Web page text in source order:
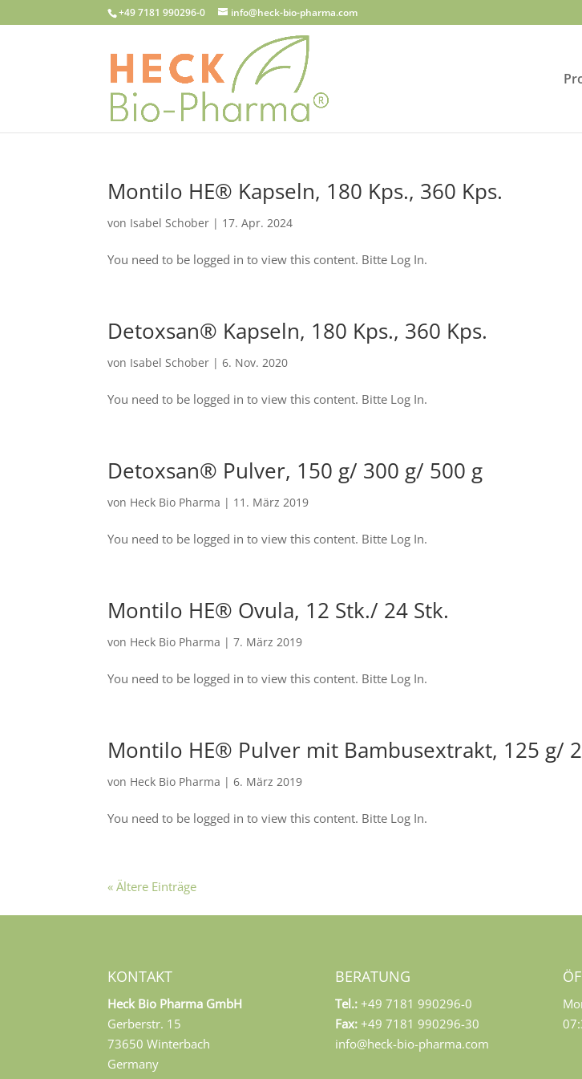
+49 7181 990296-0 info@heck-bio-pharma.com
Montilo HE® Kapseln, 180 Kps., 360 Kps.
von Isabel Schober | 17. Apr. 2024
You need to be logged in to view this content. Bitte Log In.
Detoxsan® Kapseln, 180 Kps., 360 Kps.
von Isabel Schober |6. Nov. 2020
You need to be logged in to view this content. Bitte Log In.
Detoxsan® Pulver, 150 g/ 300 g/ 500 g
von Heck Bio Pharma | 11. März 2019
You need to be logged in to view this content. Bitte Log In.
Montilo HE® Ovula, 12 Stk./ 24 Stk.
von Heck Bio Pharma |7. März 2019
You need to be logged in to view this content. Bitte Log In.
Montilo HE® Pulver mit Bambusextrakt, 125 g/
von Heck Bio Pharma |6. März 2019
You need to be logged in to view this content. Bitte Log In.
« Ältere Einträge
KONTAKT
Heck Bio Pharma GmbH
Gerberstr. 15
73650 Winterbach
Germany
BERATUNG
Tel.: +49 7181 990296-0
Fax:+49 7181 990296-30
info@heck-bio-pharma.com